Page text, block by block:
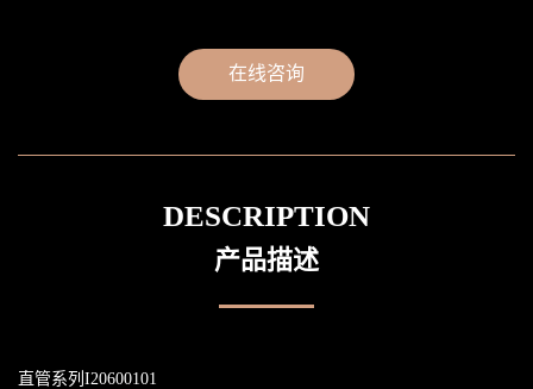
在线咨询
DESCRIPTION
产品描述
直管系列I20600101